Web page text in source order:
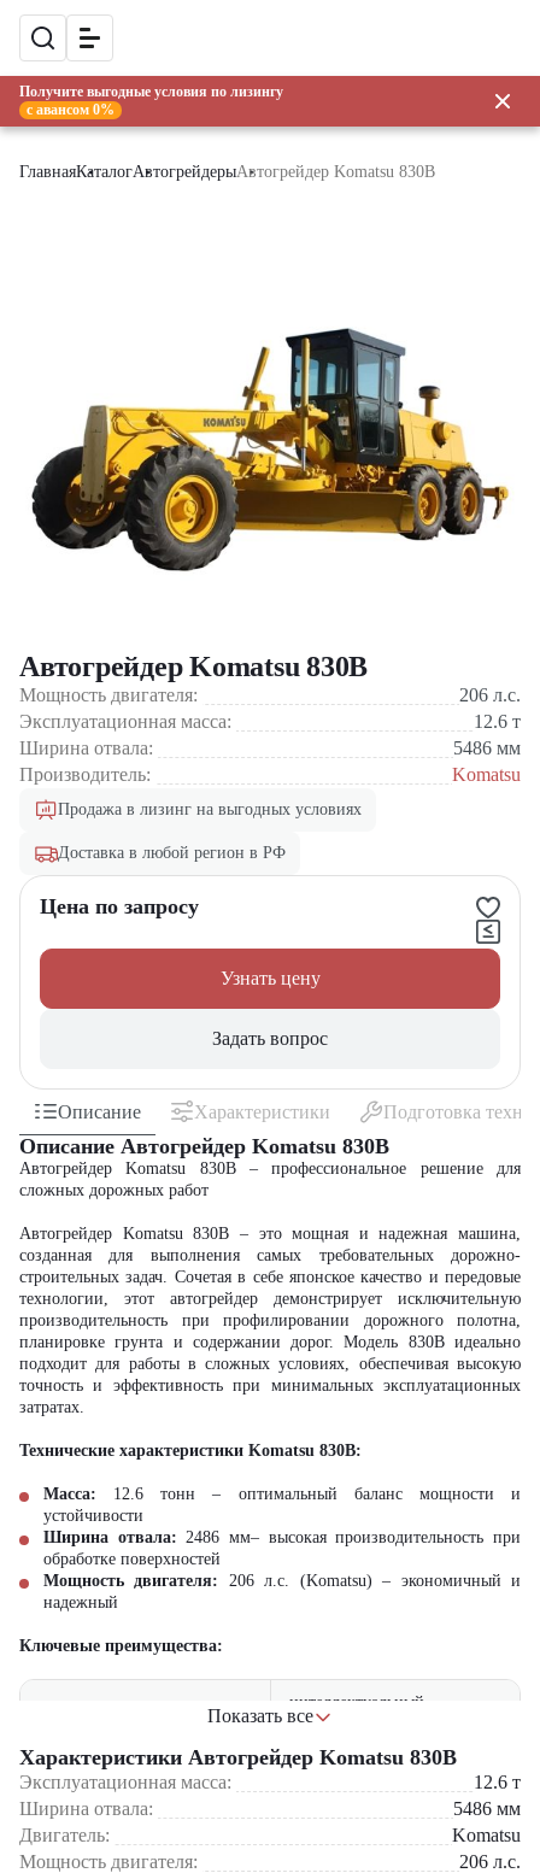
Получите выгодные условия по лизингу
с авансом 0%
ГлавнаяКаталогАвтогрейдерыАвтогрейдер Komatsu 830B
Автогрейдер Komatsu 830B
Мощность двигателя: 206 л.с.
Эксплуатационная масса:
12.6 т
Ширина отвала:
5486 мм
Производитель:
Komatsu
Продажа в лизинг на выгодных условиях
Доставка в любой регион в РФ
Цена по запросу
Узнать цену
Задать вопрос
Описание Характеристики Подготовка
Описание Автогрейдер Komatsu 830B
Автогрейдер Komatsu 830B – профессиональное решение для
сложных дорожных работ
Автогрейдер Komatsu 830B – это мощная и надежная машина,
созданная для выполнения самых требовательных дорожно-
строительных задач. Сочетая в себе японское качество и передовые
технологии, этот автогрейдер демонстрирует исключительную
производительность при профилировании дорожного полотна,
планировке грунта и содержании дорог. Модель 830B идеально
подходит для работы в сложных условиях, обеспечивая высокую
точность и эффективность при минимальных эксплуатационных
затратах.
Технические характеристики Komatsu 830B:
Масса:
12.6 тонн – оптимальный баланс мощности и
устойчивости
Ширина отвала: 2486 мм– высокая производительность при
обработке поверхностей
Мощность двигателя:
206 л.с. (Komatsu) – экономичный и
надежный
Ключевые преимущества:
Технология Komatsu CARE
интеллектуальный
мониторинг состояния
машины
Точность управления
усовершенствованная
гидравлическая система
низкий расход топлива и
Показать все
Характеристики Автогрейдер Komatsu 830B
Эксплуатационная масса: 12.6 т
Ширина отвала:
5486 мм
Двигатель:
Komatsu
Мощность двигателя:
206 л.с.